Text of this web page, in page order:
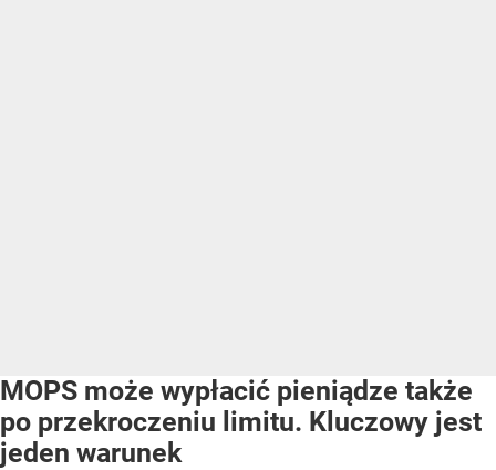
MOPS może wypłacić pieniądze także
po przekroczeniu limitu. Kluczowy jest
jeden warunek